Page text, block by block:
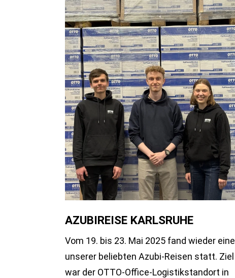
AZUBIREISE KARLSRUHE
Vom 19. bis 23. Mai 2025 fand wieder eine
unserer beliebten Azubi-Reisen statt. Ziel
war der OTTO-Office-Logistikstandort in